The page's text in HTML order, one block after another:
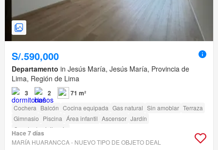
S/.590,000
Departamento in Jesús María, Jesús María, Provincia de
Lima, Región de Lima
3 2 71 m²
Cochera Balcón Cocina equipada Gas natural Sin amoblar Terraza
Gimnasio Piscina Área infantil Ascensor Jardín
Caseta de vigilancia
Hace 7 días
MARÍA HUARANCCA - NUEVO TIPO DE OBJETO DEAL